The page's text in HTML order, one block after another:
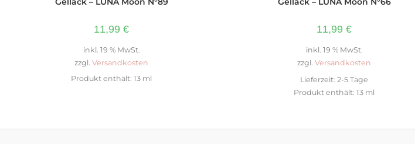
11,99 €
inkl. 19 % MwSt.
zzgl. Versandkosten
Produkt enthält: 13 ml
11,99 €
inkl. 19 % MwSt.
zzgl. Versandkosten
Lieferzeit: 2-5 Tage
Produkt enthält: 13 ml